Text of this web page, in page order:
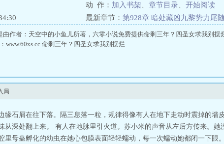
动 作： 加入书架 章节目录
开始阅读
最新章节： 第928章 暗处藏凶九黎势力尾
作者：天空中的小鱼儿所著，六零小说免费提供命剩三年？四圣女求我别摆
www.60xs.cc 命剩三年？四圣女求我别摆烂
局
石屑在往下落。隔三息落一粒，规律得像有人在地下走动时震掉的墙
深处翻上来。 有人在地脉里引火道。苏小米的声音从左后方传来。她
母蛊孵化的幼虫在她心包膜表面轻轻蠕动，每一次蠕动她都闭一下眼